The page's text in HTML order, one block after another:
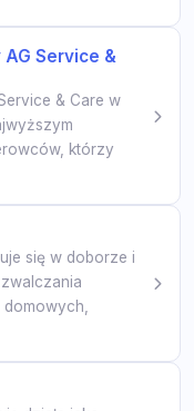
Service &
& Care w
którzy
się w doborze i
domowych,